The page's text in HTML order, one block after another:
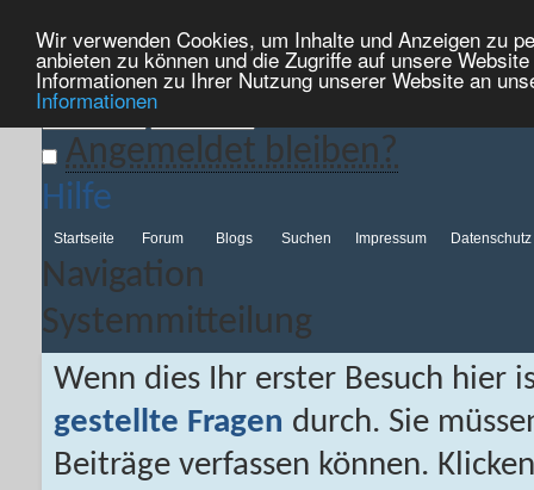
Wir verwenden Cookies, um Inhalte und Anzeigen zu
anbieten zu können und die Zugriffe auf unsere
Informationen zu Ihrer Nutzung unserer Website an
Informationen
Angemeldet bleiben?
Hilfe
Startseite Forum
Hilfe Kalender Aktionen Nützliche Links Neues...
Blogs Suchen Impressum Datenschutz
Navigation
Systemmitteilung
Wenn dies Ihr erster Besuch hier
gestellte Fragen durch. Sie
Beiträge verfassen können.